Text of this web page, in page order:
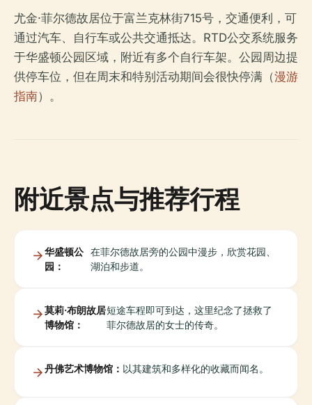
尤金·菲尔德故居位于富兰克林街715号，交通便利，可
通过汽车、自行车或公共交通抵达。RTD公交系统服务
于华盛顿公园区域，附近有多个自行车架。公园周边提
供停车位，但在周末和特别活动期间会很快停满（漫游
指南）。
附近景点与推荐行程
华盛顿公
园：
在菲尔德故居旁的公园中漫步，欣赏花园、
湖泊和步道。
莫莉·布朗故居
博物馆：
短途车程即可到达，这里纪念了拯救了
菲尔德故居的女士的传奇。
丹佛艺术博物馆： 以其建筑和多样化的收藏而闻名。